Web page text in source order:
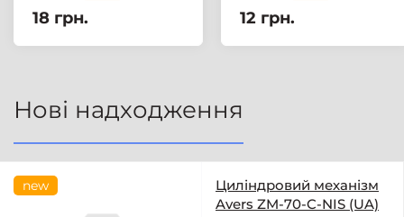
18 грн. 12 грн.
Нові надходження
new
Циліндровий механізм
Avers ZM-70-C-NIS (UA)